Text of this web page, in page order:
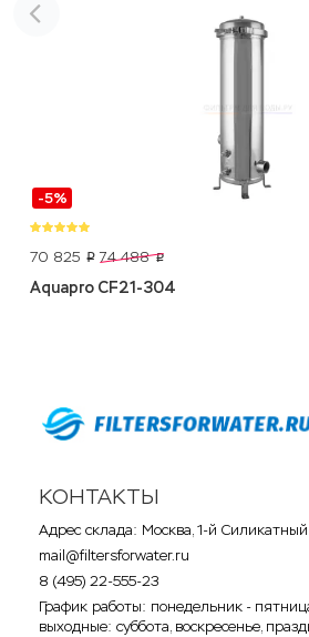
-5%
70 825 p 74 488 p
Aquapro CF21-304
КОНТАКТЫ
Адрес склада: Москва, 1-й Силикатный
mail@filtersforwater.ru
8 (495) 22-555-23
График работы: понедельник -
выходные: суббота, воскресенье,